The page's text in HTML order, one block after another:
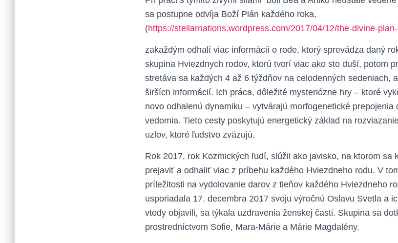
sa postupne odvíja Boží Plán každého roka,
(https://stellarnations.wordpress.com/2017/04/12/the-divine-
zakaždým odhalí viac informácií o rode, ktorý sprevádza daný
skupina Hviezdnych rodov, ktorú tvorí viac ako sto duší, potom
stretáva sa každých 4 až 6 týždňov na celodenných sedeniach,
širších informácií. Ich práca, dôležité mysteriózne hry – ktoré
novo odhalenú dynamiku – vytvárajú morfogenetické prepojenia
vedomia. Tieto cesty poskytujú energetický základ na
uzlov, ktoré ľudstvo zväzujú.
Rok 2017, rok Kozmických ľudí, slúžil ako javisko, na ktorom sa
prejaviť a odhaliť viac z príbehu každého Hviezdneho rodu. V
príležitosti na vydolovanie darov z tieňov každého Hviezdneho
usporiadala 17. decembra 2017 svoju výročnú Oslavu Svetla a
vtedy objavili, sa týkala uzdravenia ženskej časti. Skupina sa
prostredníctvom Sofie, Mara-Márie a Márie Magdalény.